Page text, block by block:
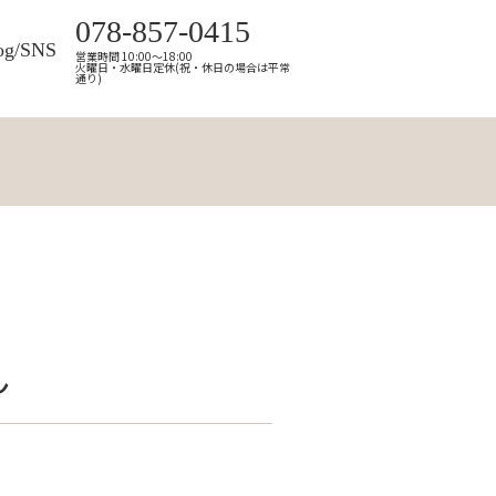
SNS
078-857-0415
営業時間 10:00～18:00
火曜日・水曜日定休(祝・休日の場合は平常
通り)